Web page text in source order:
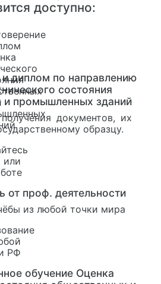
доступно:
диплом по направлению
состояния
и промышленных зданий
документов, их
образцу.
от проф. деятельности
из любой точки мира
обучение Оценка